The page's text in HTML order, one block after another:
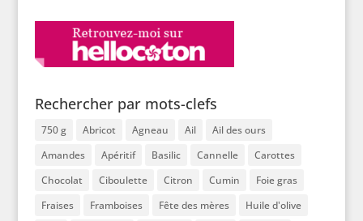
Rechercher par mots-clefs
750 g Abricot Agneau Ail
Ail des ours
Amandes
Apéritif Basilic Cannelle
Carottes
Chocolat
Ciboulette Citron Cumin
Foie gras
Fraises
Framboises Fête des mères Huile d'olive